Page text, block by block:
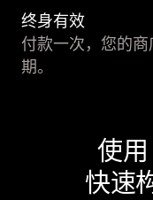
终身有效
付款一次，您的
期。
使
快速